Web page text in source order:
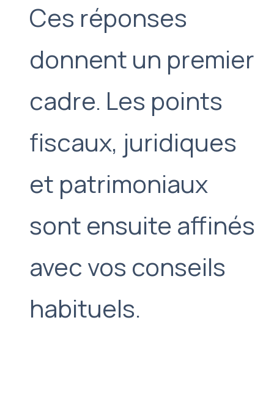
Ces réponses
donnent un premier
cadre. Les points
fiscaux, juridiques
et patrimoniaux
sont ensuite affinés
avec vos conseils
habituels.